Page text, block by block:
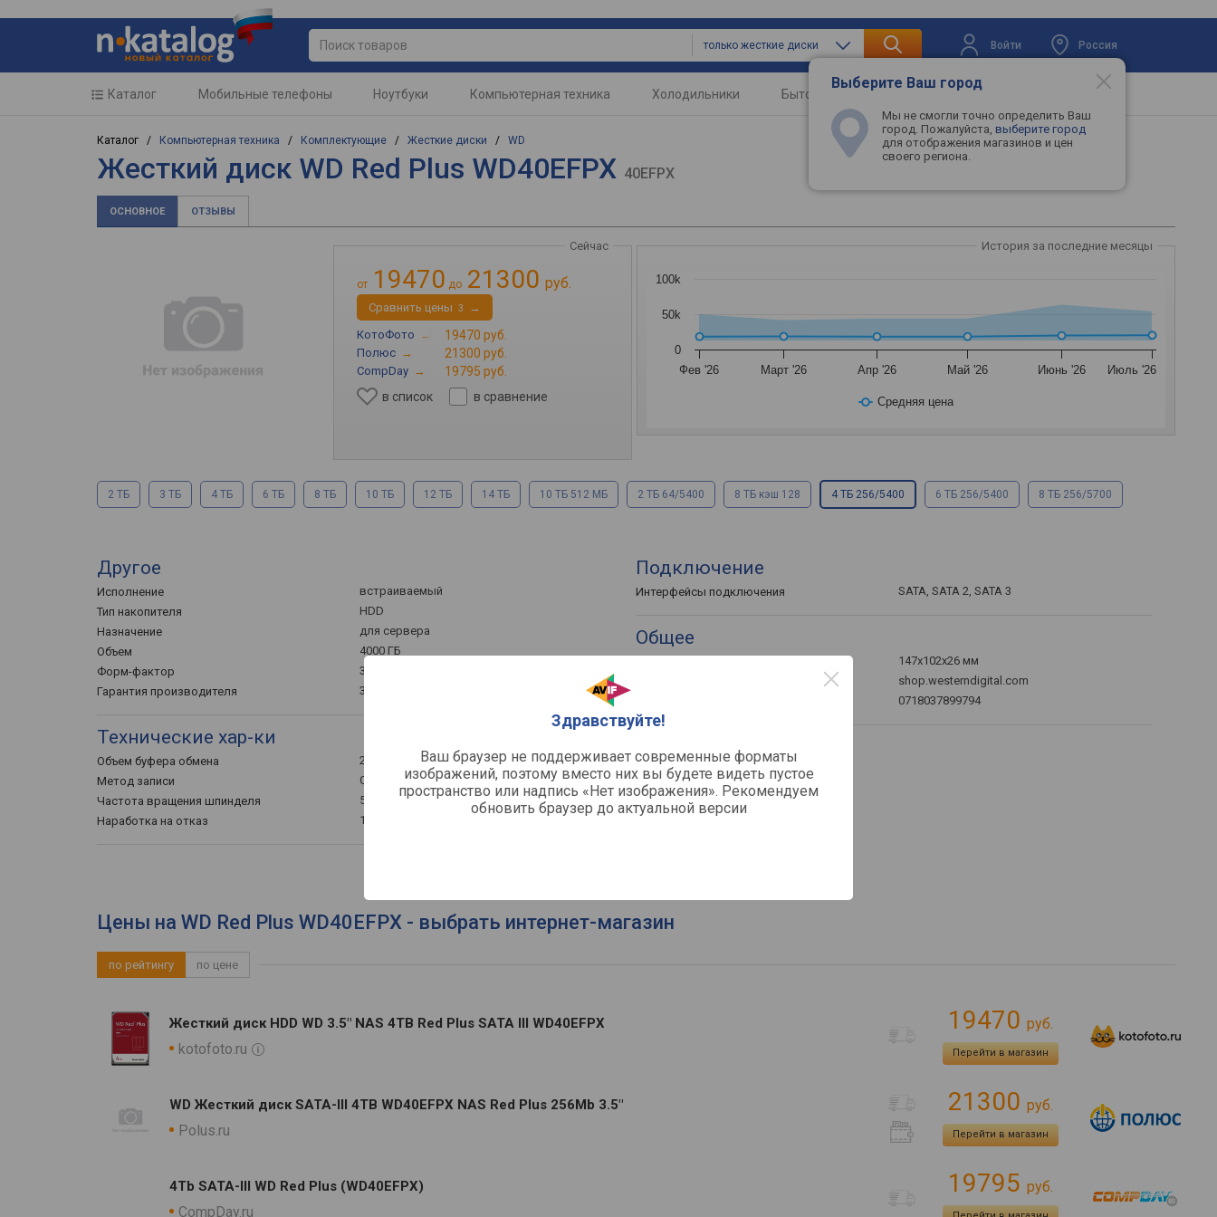
только жесткие диски Войти Россия
Выберите Ваш город
Мы не смогли точно определить Ваш
город. Пожалуйста, выберите город
для отображения магазинов и цен
своего региона.
Здравствуйте!
Ваш браузер не поддерживает современные форматы
изображений, поэтому вместо них вы будете видеть пустое
пространство или надпись «Нет изображения». Рекомендуем
обновить браузер до актуальной версии
Каталог Мобильные телефоны Ноутбуки Компьютерная техника Холодильники Бытовая техника Телевизоры
Каталог / Компьютерная техника / Комплектующие / Жесткие диски / WD
Жесткий диск WD Red Plus WD40EFPX 40EFPX
ОСНОВНОЕ ОТЗЫВЫ
от 19470 до 21300 руб.
Сейчас
Cравнить цены 3
→
КотоФото → 19470 руб.
Полюс → 21300 руб.
CompDay →
19795 руб.
в список
в сравнение
История за последние месяцы
Средняя цена
Фев '26 Март '26 Апр '26 Май '26 Июнь '26 Июль '26
0
50k
100k
2 ТБ 3 ТБ 4 ТБ 6 ТБ 8 ТБ 10 ТБ 12 ТБ 14 ТБ 10 ТБ 512 МБ 2 ТБ 64/5400 8 ТБ кэш 128 4 ТБ 256/5400 6 ТБ 256/5400 8 ТБ 256/5700
Другое
Исполнение
встраиваемый
Тип накопителя
HDD
Назначение
для сервера
Объем
4000 ГБ
Форм-фактор
3.5 "
Гарантия производителя
3 года
Технические хар-ки
Объем буфера обмена
256 МБ
Метод записи
CMR
Частота вращения шпинделя
5400 об/мин
Наработка на отказ
1 млн. ч
Подключение
Интерфейсы подключения SATA, SATA 2, SATA 3
Общее
147x102x26 мм
shop.westerndigital.com
0718037899794
Цены на WD Red Plus WD40EFPX - выбрать интернет-магазин
по рейтингу по цене
Жесткий диск HDD WD 3.5" NAS 4TB Red Plus SATA III WD40EFPX
kotofoto.ru
19470 руб.
Перейти в магазин
WD Жесткий диск SATA-III 4TB WD40EFPX NAS Red Plus 256Mb 3.5"
Polus.ru
21300 руб.
Перейти в магазин
4Tb SATA-III WD Red Plus (WD40EFPX)
CompDay.ru
19795 руб.